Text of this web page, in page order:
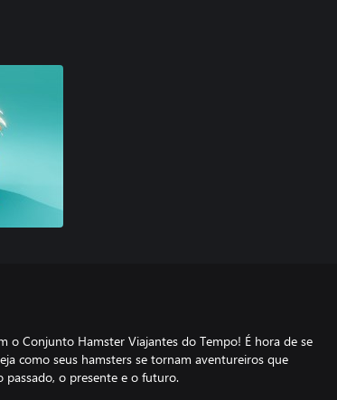
o Conjunto Hamster Viajantes do Tempo! É hora de se
como seus hamsters se tornam aventureiros que
o presente e o futuro.